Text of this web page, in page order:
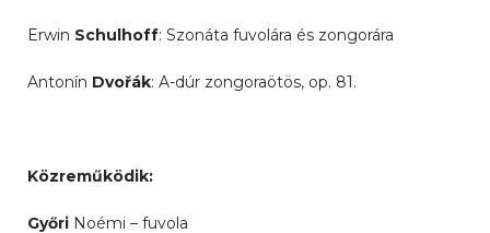
Erwin Schulhoff: Szonáta fuvolára és zongorára
Antonín Dvořák: A-dúr zongoraötös, op. 81.
Közreműködik:
Győri Noémi – fuvola